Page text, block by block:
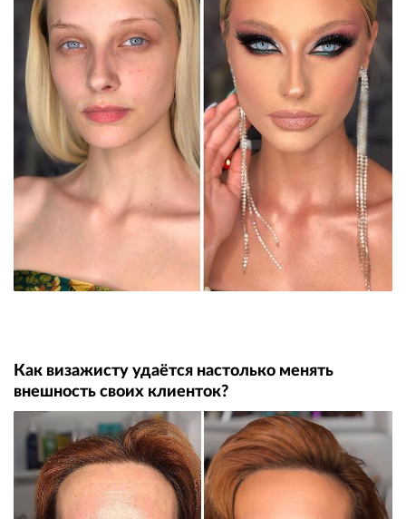
Как визажисту удаётся настолько менять
внешность своих клиенток?